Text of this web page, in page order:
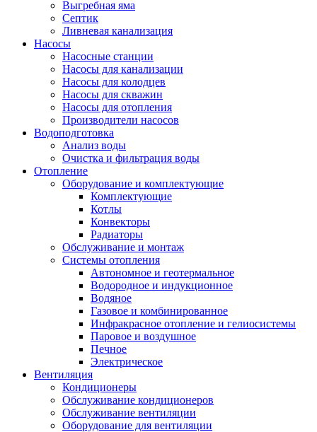
Выгребная яма
Септик
Ливневая канализация
Насосы
Насосные станции
Насосы для канализации
Насосы для колодцев
Насосы для скважин
Насосы для отопления
Производители насосов
Водоподготовка
Анализ воды
Очистка и фильтрация воды
Отопление
Оборудование и комплектующие
Комплектующие
Котлы
Конвекторы
Радиаторы
Обслуживание и монтаж
Системы отопления
Автономное и геотермальное
Водородное и индукционное
Водяное
Газовое и комбинированное
Инфракрасное отопление и гелиосистемы
Паровое и воздушное
Печное
Электрическое
Вентиляция
Кондиционеры
Обслуживание кондиционеров
Обслуживание вентиляции
Оборудование для вентиляции